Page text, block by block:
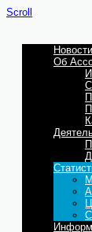
Scroll
Новости
Об